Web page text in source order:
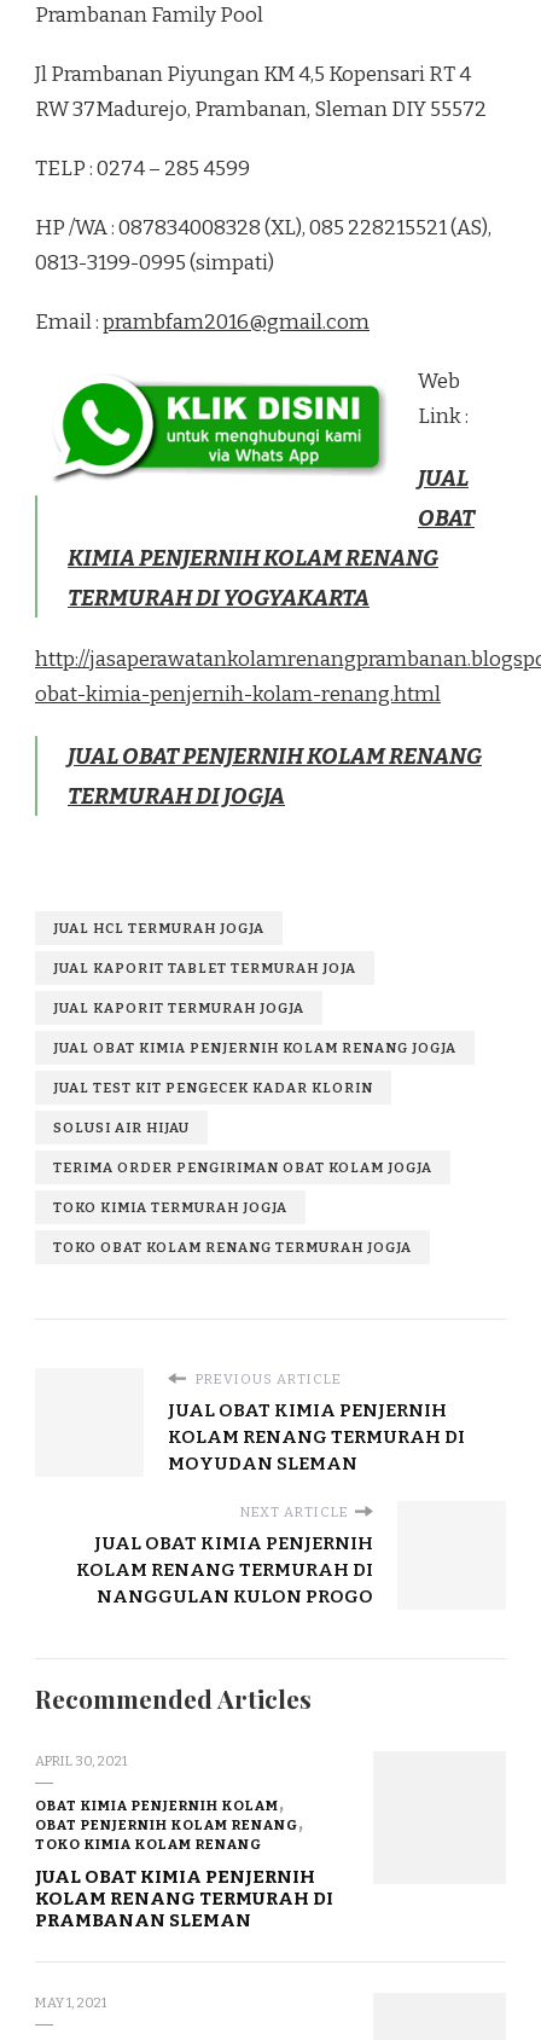
Prambanan Family Pool
Jl Prambanan Piyungan KM 4,5 Kopensari RT 4
RW 37Madurejo, Prambanan, Sleman DIY 55572
TELP : 0274 – 285 4599
HP /WA : 087834008328 (XL), 085 228215521 (AS),
0813-3199-0995 (simpati)
Email :prambfam2016@gmail.com
Web
Link :
JUAL
OBAT
KIMIA PENJERNIH KOLAM RENANG
TERMURAH DI YOGYAKARTA
http://
obat-kimia-penjernih-kolam-renang.html
JUAL OBAT PENJERNIH KOLAM RENANG
TERMURAH DI JOGJA
JUAL HCL TERMURAH JOGJA
JUAL KAPORIT TABLET TERMURAH JOJA
JUAL KAPORIT TERMURAH JOGJA
JUAL OBAT KIMIA PENJERNIH KOLAM RENANG JOGJA
JUAL TEST KIT PENGECEK KADAR KLORIN
SOLUSI AIR HIJAU
TERIMA ORDER PENGIRIMAN OBAT KOLAM JOGJA
TOKO KIMIA TERMURAH JOGJA
TOKO OBAT KOLAM RENANG TERMURAH JOGJA
PREVIOUS ARTICLE
JUAL OBAT KIMIA PENJERNIH
KOLAM RENANG TERMURAH DI
MOYUDAN SLEMAN
NEXT ARTICLE
JUAL OBAT KIMIA PENJERNIH
KOLAM RENANG TERMURAH DI
NANGGULAN KULON PROGO
Recommended Articles
APRIL 30, 2021
OBAT KIMIA PENJERNIH KOLAM
OBAT PENJERNIH KOLAM RENANG
TOKO KIMIA KOLAM RENANG
JUAL OBAT KIMIA PENJERNIH
KOLAM RENANG TERMURAH DI
PRAMBANAN SLEMAN
MAY 1, 2021